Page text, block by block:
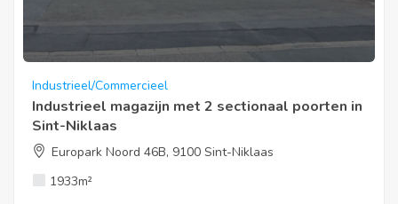
Industrieel/Commercieel
Industrieel magazijn met 2 sectionaal poorten in
Sint-Niklaas
Europark Noord 46B, 9100 Sint-Niklaas
1933m²